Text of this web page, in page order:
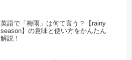
英語で「梅雨」は何て言う？【rainy
season】の意味と使い方をかんたん
解説！